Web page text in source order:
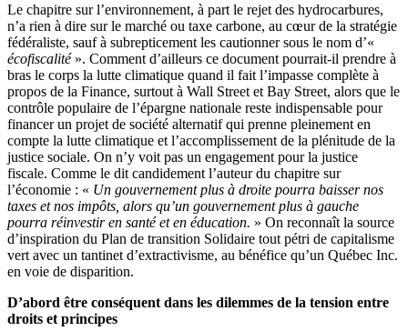
Le chapitre sur l’environnement, à part le rejet des hydrocarbures,
n’a rien à dire sur le marché ou taxe carbone, au cœur de la stratégie
fédéraliste, sauf à subrepticement les cautionner sous le nom d’«
écofiscalité». Comment d’ailleurs ce document pourrait-il prendre à
bras le corps la lutte climatique quand il fait l’impasse complète à
propos de la Finance, surtout à Wall Street et Bay Street, alors que le
contrôle populaire de l’épargne nationale reste indispensable pour
financer un projet de société alternatif qui prenne pleinement en
compte la lutte climatique et l’accomplissement de la plénitude de la
justice sociale. On n’y voit pas un engagement pour la justice
fiscale. Comme le dit candidement l’auteur du chapitre sur
l’économie : « Un gouvernement plus à droite pourra baisser nos
taxes et nos impôts, alors qu’un gouvernement plus à gauche
pourra réinvestir en santé et en éducation. » On reconnaît la source
d’inspiration du Plan de transition Solidaire tout pétri de capitalisme
vert avec un tantinet d’extractivisme, au bénéfice qu’un Québec Inc.
en voie de disparition.
D’abord être conséquent dans les dilemmes de la tension entre
droits et principes